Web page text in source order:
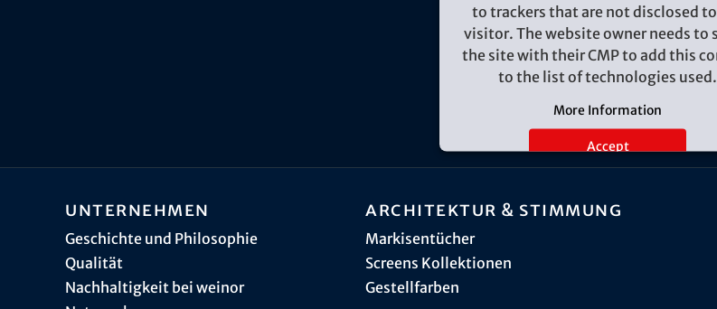
Unternehmen
Geschichte und Philosophie
Qualität
Nachhaltigkeit bei weinor
Architektur & Stimmung
Markisentücher
Screens Kollektionen
Gestellfarben
to trackers that are not disclosed
visitor. The website owner needs to
the site with their CMP to add this
to the list of technologies used.
More Information
Accept